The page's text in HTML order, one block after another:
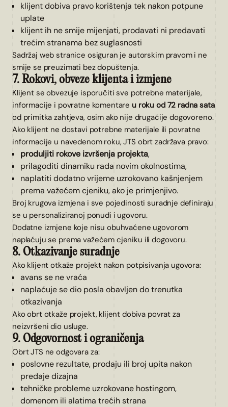
klijent dobiva pravo korištenja tek nakon potpune
uplate
klijent ih ne smije mijenjati, prodavati ni predavati
trećim stranama bez suglasnosti
Sadržaj web stranice osiguran je autorskim pravom i ne
smije se preuzimati bez dopuštenja.
7. Rokovi, obveze klijenta i izmjene
Klijent se obvezuje isporučiti sve potrebne materijale,
informacije i povratne komentare u roku od 72 radna sata
od primitka zahtjeva, osim ako nije drugačije dogovoreno.
Ako klijent ne dostavi potrebne materijale ili povratne
informacije u navedenom roku, JTS obrt zadržava pravo:
produljiti rokove izvršenja projekta,
prilagoditi dinamiku rada novim okolnostima,
naplatiti dodatno vrijeme uzrokovano kašnjenjem
prema važećem cjeniku, ako je primjenjivo.
Broj krugova izmjena i sve pojedinosti suradnje definiraju
se u personaliziranoj ponudi i ugovoru.
Dodatne izmjene koje nisu obuhvaćene ugovorom
naplaćuju se prema važećem cjeniku ili dogovoru.
8. Otkazivanje suradnje
Ako klijent otkaže projekt nakon potpisivanja ugovora:
avans se ne vraća
naplaćuje se dio posla obavljen do trenutka
otkazivanja
Ako obrt otkaže projekt, klijent dobiva povrat za
neizvršeni dio usluge.
9. Odgovornost i ograničenja
Obrt JTS ne odgovara za:
poslovne rezultate, prodaju ili broj upita nakon
predaje dizajna
tehničke probleme uzrokovane hostingom,
domenom ili alatima trećih strana